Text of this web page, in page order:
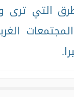
التي ترى